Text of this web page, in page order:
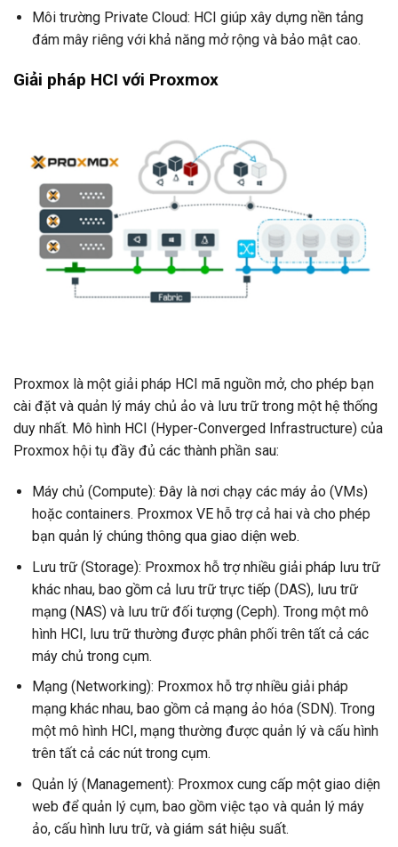
Môi trường Private Cloud: HCI giúp xây dựng nền tảng
đám mây riêng với khả năng mở rộng và bảo mật cao.
Giải pháp HCI với Proxmox
Proxmox là một giải pháp HCI mã nguồn mở, cho phép bạn
cài đặt và quản lý máy chủ ảo và lưu trữ trong một hệ thống
duy nhất. Mô hình HCI (Hyper-Converged Infrastructure) của
Proxmox hội tụ đầy đủ các thành phần sau:
Máy chủ (Compute): Đây là nơi chạy các máy ảo (VMs)
hoặc containers. Proxmox VE hỗ trợ cả hai và cho phép
bạn quản lý chúng thông qua giao diện web.
Lưu trữ (Storage): Proxmox hỗ trợ nhiều giải pháp lưu trữ
khác nhau, bao gồm cả lưu trữ trực tiếp (DAS), lưu trữ
mạng (NAS) và lưu trữ đối tượng (Ceph). Trong một mô
hình HCI, lưu trữ thường được phân phối trên tất cả các
máy chủ trong cụm.
Mạng (Networking): Proxmox hỗ trợ nhiều giải pháp
mạng khác nhau, bao gồm cả mạng ảo hóa (SDN). Trong
một mô hình HCI, mạng thường được quản lý và cấu hình
trên tất cả các nút trong cụm.
Quản lý (Management): Proxmox cung cấp một giao diện
web để quản lý cụm, bao gồm việc tạo và quản lý máy
ảo, cấu hình lưu trữ, và giám sát hiệu suất.